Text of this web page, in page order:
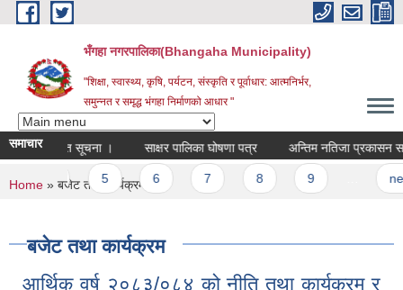
Skip to main content
भँगहा नगरपालिका(Bhangaha Municipality)
"शिक्षा, स्वास्थ्य, कृषि, पर्यटन, संस्कृति र पूर्वाधार: आत्मनिर्भर,
समुन्नत र समृद्ध भंगहा निर्माणको आधार "
समाचार
संशोधित सूचना । साक्षर पालिका घोषणा पत्र अन्तिम नतिजा प्रकासन
5 6 next ›
You are here
Home » बजेट तथा कार्यक्रम
बजेट तथा कार्यक्रम
आर्थिक वर्ष २०८३/०८४ को नीति तथा कार्यक्रम र